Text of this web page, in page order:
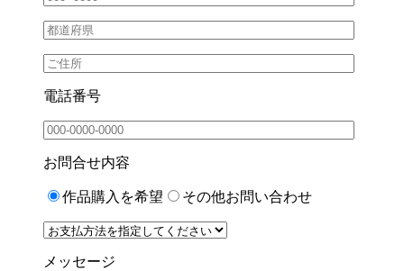
電話番号
お問合せ内容
作品購入を希望 その他お問い合わせ
メッセージ